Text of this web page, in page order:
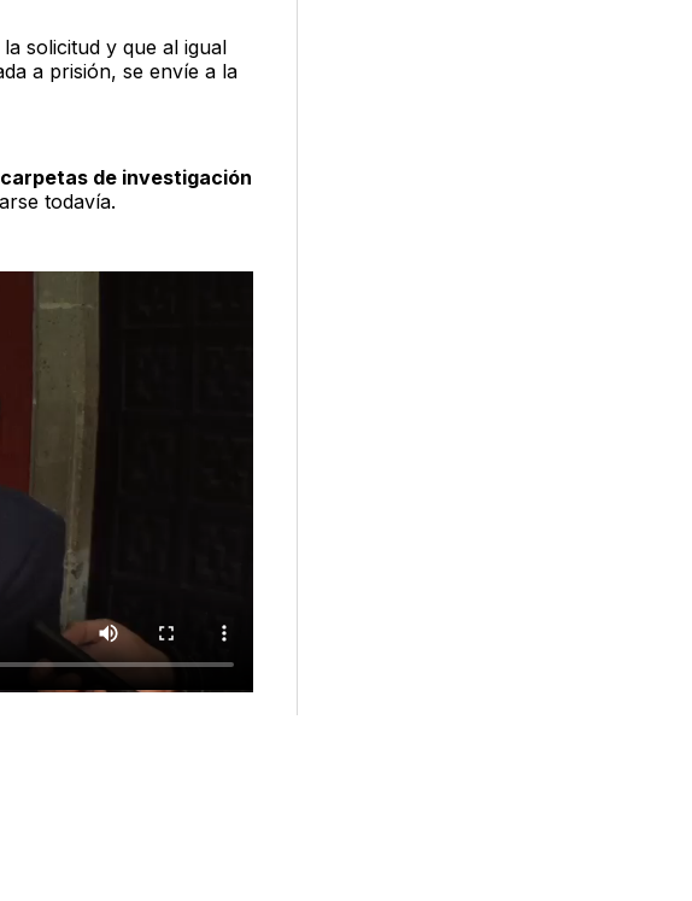
solicitud y que al igual
a prisión, se envíe a la
de investigación
todavía.